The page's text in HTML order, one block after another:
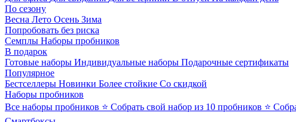
По сезону
Весна Лето Осень Зима
Попробовать без риска
Семплы Наборы пробников
В подарок
Готовые наборы Индивидуальные наборы Подарочные сертификаты
Популярное
Бестселлеры Новинки Более стойкие Со скидкой
Наборы пробников
Все наборы пробников ⭐ Собрать свой набор из 10 пробников ⭐